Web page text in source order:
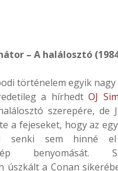
– A halálosztó
történelem egyik
a hírhedt OJ
szerepére, de
a fejeseket, hogy az
senki sem hinné
benyomását.
úszkált a Conan